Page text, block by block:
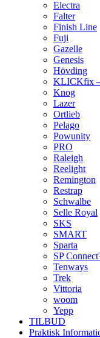
Electra
Falter
Finish Line
Fuji
Gazelle
Genesis
Hövding
KLICKfix
Knog
Lazer
Ortlieb
Pelago
Powunity
PRO
Raleigh
Reelight
Remington
Restrap
Schwalbe
Selle Royal
SKS
SMART
Sparta
SP
Tenways
Trek
Vittoria
woom
Yepp
TILBUD
Praktisk